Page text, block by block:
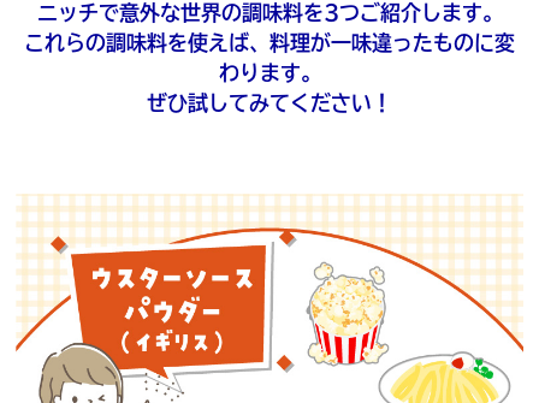
ニッチで意外な世界の調味料を3つご紹介します。
これらの調味料を使えば、料理が一味違ったものに変
わります。
ぜひ試してみてください！